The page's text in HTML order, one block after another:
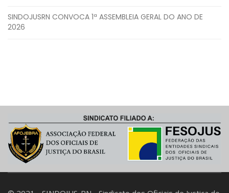
SINDOJUSRN CONVOCA 1ª ASSEMBLEIA GERAL DO ANO DE
2026